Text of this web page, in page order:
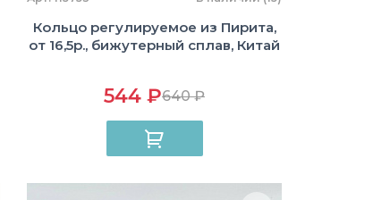
Кольцо регулируемое из Пирита,
от 16,5р., бижутерный сплав, Китай
544 ₽640 ₽